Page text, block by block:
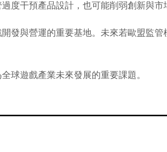
度干預產品設計，也可能削弱創新與市
發與營運的重要基地。未來若歐盟監
球遊戲產業未來發展的重要課題。